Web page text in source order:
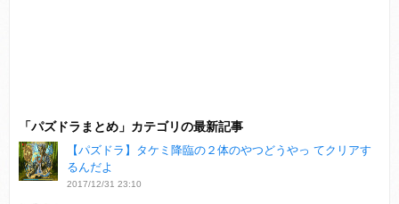
「パズドラまとめ」カテゴリの最新記事
【パズドラ】タケミ降臨の２体のやつどうやっ てクリアす
るんだよ
2017/12/31 23:10